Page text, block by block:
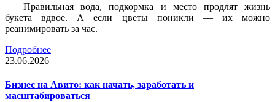
Правильная вода, подкормка и место продлят жизнь
букета вдвое. А если цветы поникли — их можно
реанимировать за час.
Подробнее
23.06.2026
Бизнес на Авито: как начать, заработать и
масштабироваться